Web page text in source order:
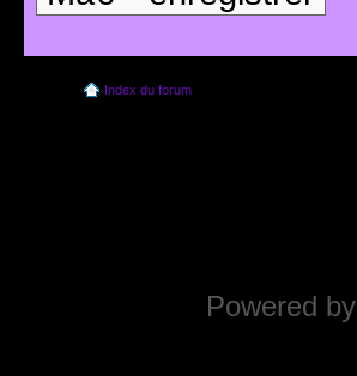
Index du forum
Powered by